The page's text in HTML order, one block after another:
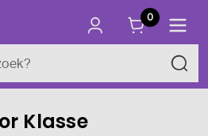
0
Klasse